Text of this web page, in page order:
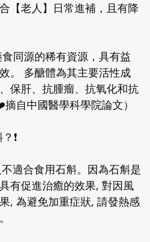
【老人】日常進補，且有降
同源的稀有資源，具有益
。 多醣體為其主要活性成
保肝、抗腫瘤、抗氧化和抗
自中國醫學科學院論文）
❗️
適合食用石斛。因為石斛是
有促進治癒的效果, 對因風
, 為避免加重症狀, 請發熱感